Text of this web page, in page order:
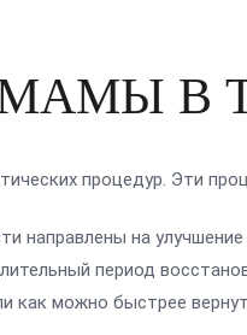
В
процедур. Эти
направлены на
период
как можно быстрее